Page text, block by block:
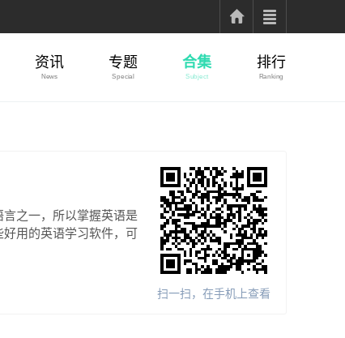
资讯
News
专题
Special
合集
Subject
排行
Ranking
之一，所以掌握英语是
用的英语学习软件，可
扫一扫，在手机上查看